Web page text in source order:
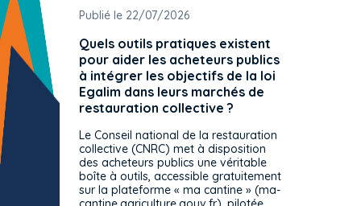
Publié le 22/07/2026
Quels outils pratiques existent
pour aider les acheteurs publics
à intégrer les objectifs de la loi
Egalim dans leurs marchés de
restauration collective ?
Le Conseil national de la restauration
collective (CNRC) met à disposition
des acheteurs publics une véritable
boîte à outils, accessible gratuitement
sur la plateforme « ma cantine » (ma-